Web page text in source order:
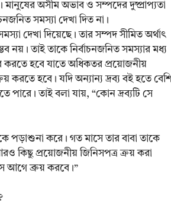
অসীম অভাব ও সম্পদের দুষ্প্রাপ্যতা
সমস্যা দেখা দিত না।
দেখা দিয়েছে। তার সম্পদ সীমিত অর্থাৎ
নয়। তাই তাকে নির্বাচনজনিত সমস্যার মধ্য
করতে হবে যাতে অধিকতর প্রয়োজনীয়
হবে। যদি অন্যান্য দ্রব্য বই হতে
পারে। তাই বলা যায়, “কোন দ্রব্যটি সে
পড়াশুনা করে। গত মাসে তার বাবা তাকে
কিছু প্রয়োজনীয় জিনিসপত্র ক্রয় করা
আগে ব্রুয় করবে।”